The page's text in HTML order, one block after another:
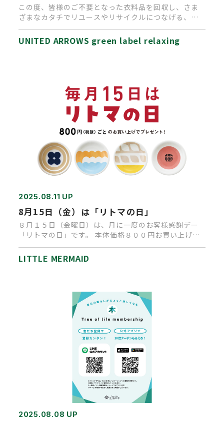
この度、皆様のご不要となった衣料品を回収し、さま
ざまなカタチでリユースやリサイクルにつなげる、
UNITED ARROWS green label relaxing
2025.08.11 UP
8月15日（金）は「リトマの日」
８月１５日（金曜日）は、月に一度のお客様感謝デー
「リトマの日」です。 本体価格８００円お買い上げご
LITTLE MERMAID
2025.08.08 UP